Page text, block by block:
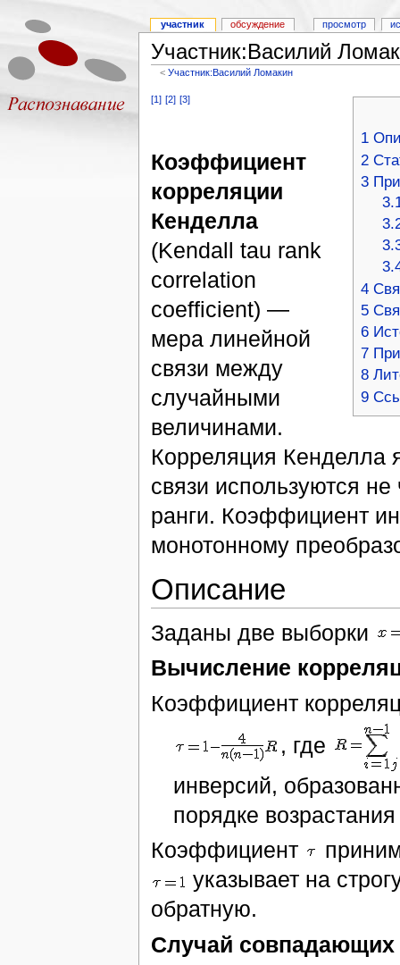
Участник:Василий
<Участник:Василий Ломакин
1
2
3
4
5
6
7
8
9
[1] [2] [3]
Коэффициент
корреляции
Кенделла
(Kendall tau rank
correlation
coefficient) —
мера линейной
связи между
случайными
величинами.
Корреляция Кенделла
связи используются
ранги. Коэффициент
монотонному
Описание
Заданы две выборки
Вычисление
Коэффициент
, где
инверсий,
порядке
Коэффициент
указывает на
обратную.
Случай
участник обсуждение просмотр